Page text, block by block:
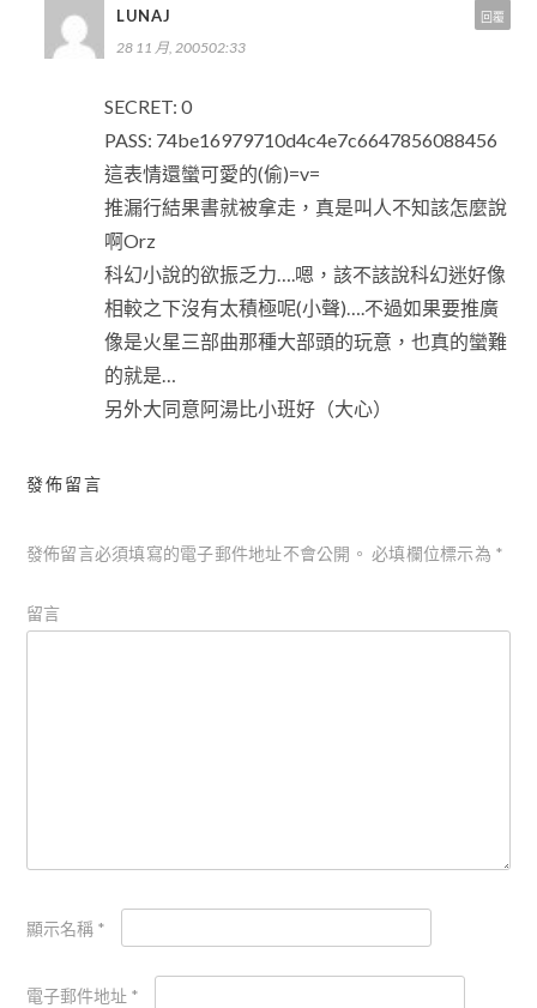
LUNAJ
28 11 月, 200502:33
SECRET: 0
PASS: 74be16979710d4c4e7c6647856088456
這表情還蠻可愛的(偷)=v=
推漏行結果書就被拿走，真是叫人不知該怎麼說
啊Orz
科幻小說的欲振乏力….嗯，該不該說科幻迷好像
相較之下沒有太積極呢(小聲)….不過如果要推廣
像是火星三部曲那種大部頭的玩意，也真的蠻難
的就是…
另外大同意阿湯比小班好（大心）
回覆
發佈留言
發佈留言必須填寫的電子郵件地址不會公開。 必填欄位標示為 *
留言
顯示名稱 *
電子郵件地址 *